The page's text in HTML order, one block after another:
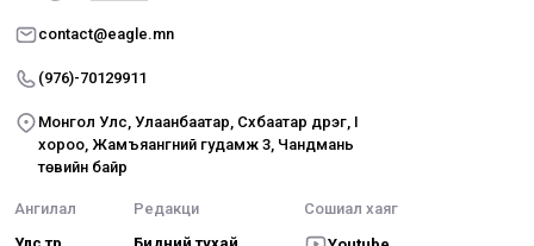
contact@eagle.mn
(976)-70129911
Монгол Улс, Улаанбаатар, Сүхбаатар дүүрэг, I
хороо, Жамъяангүний гудамж 3, Чандмань
төвийн байр
Ангилал
Редакци
Сошиал хаяг